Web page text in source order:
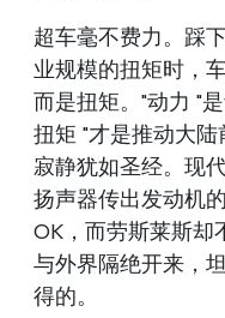
超车毫不费力。踩
业规模的扭矩时，
而是扭矩。"动力 "
扭矩 "才是推动大陆
寂静犹如圣经。现
扬声器传出发动机
OK，而劳斯莱斯却
与外界隔绝开来，
得的。